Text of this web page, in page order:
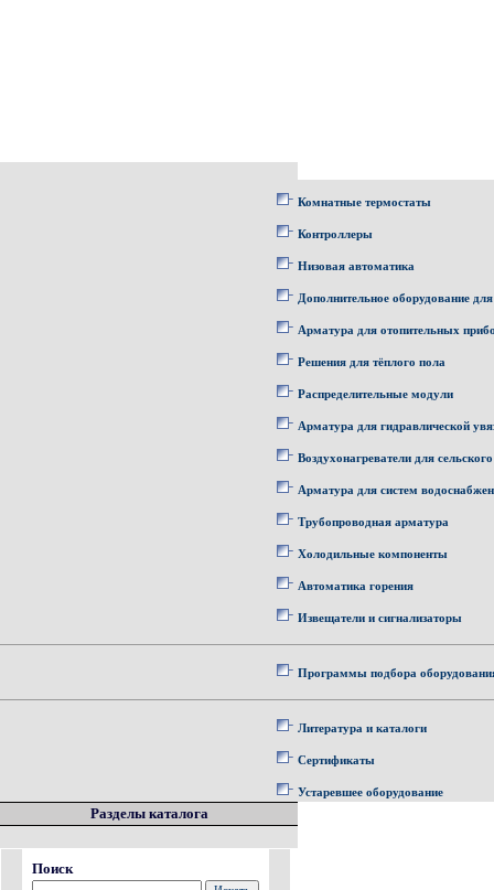
Комнатные термостаты
Контроллеры
Низовая автоматика
Дополнительное оборудование
Арматура для отопительных
Решения для тёплого пола
Распределительные модули
Арматура для гидравлической
Воздухонагреватели для
Арматура для систем
Трубопроводная арматура
Холодильные компоненты
Автоматика горения
Извещатели и сигнализаторы
Программы подбора
Литература и каталоги
Сертификаты
Устаревшее оборудование
Разделы каталога
Поиск